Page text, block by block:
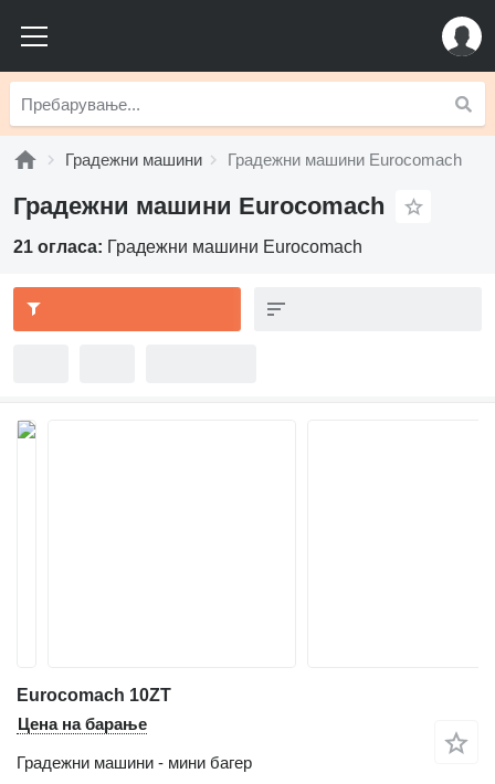
Градежни машини Градежни машини Eurocomach
Градежни машини Eurocomach
21 огласа: Градежни машини Eurocomach
Eurocomach 10ZT
Цена на барање
Градежни машини - мини багер